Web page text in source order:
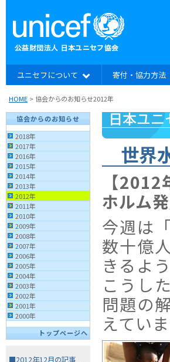
ユニセフについて 寄付・協力方法
HOME > 協会からのお知らせ2012年
協会からのお知らせ
2018年
2017年
2016年
2015年
2014年
2013年
2012年
2011年
2010年
2009年
2008年
2007年
2006年
2005年
2004年
2003年
2002年
2001年
2000年
トップページへ
■2012年12月の記事
世界
【
ホルム発
今週は
数十億
きるよ
こうし
問題の
えていま